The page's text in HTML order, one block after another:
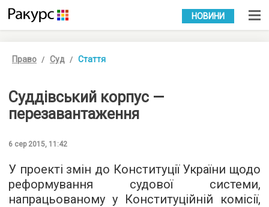
УКР РУС
НОВИНИ
Право Суд Стаття
Суддівський корпус —
перезавантаження
6 сер 2015, 11:42
У проекті змін до Конституції України щодо
реформування судової системи,
напрацьованому у Конституційній комісії,